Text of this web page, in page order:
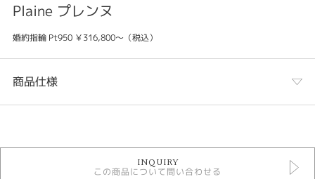
Plaine プレンヌ
婚約指輪 Pt950 ￥316,800～（税込）
商品仕様
婚約指輪
INQUIRY
この商品について問い合わせる